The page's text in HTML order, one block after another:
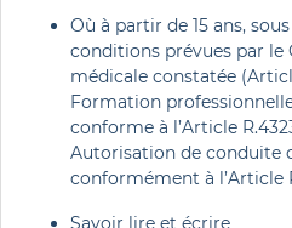
Où à partir de 15 ans,
conditions prévues par le
médicale constatée
Formation
conforme à l’Article
Autorisation de conduite
conformément à l’Article
Savoir lire et écrire